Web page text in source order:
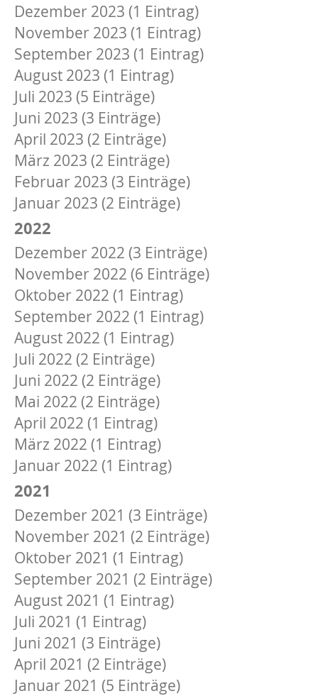
Dezember 2023 (1 Eintrag)
November 2023 (1 Eintrag)
September 2023 (1 Eintrag)
August 2023 (1 Eintrag)
Juli 2023 (5 Einträge)
Juni 2023 (3 Einträge)
April 2023 (2 Einträge)
März 2023 (2 Einträge)
Februar 2023 (3 Einträge)
Januar 2023 (2 Einträge)
2022
Dezember 2022 (3 Einträge)
November 2022 (6 Einträge)
Oktober 2022 (1 Eintrag)
September 2022 (1 Eintrag)
August 2022 (1 Eintrag)
Juli 2022 (2 Einträge)
Juni 2022 (2 Einträge)
Mai 2022 (2 Einträge)
April 2022 (1 Eintrag)
März 2022 (1 Eintrag)
Januar 2022 (1 Eintrag)
2021
Dezember 2021 (3 Einträge)
November 2021 (2 Einträge)
Oktober 2021 (1 Eintrag)
September 2021 (2 Einträge)
August 2021 (1 Eintrag)
Juli 2021 (1 Eintrag)
Juni 2021 (3 Einträge)
April 2021 (2 Einträge)
Januar 2021 (5 Einträge)